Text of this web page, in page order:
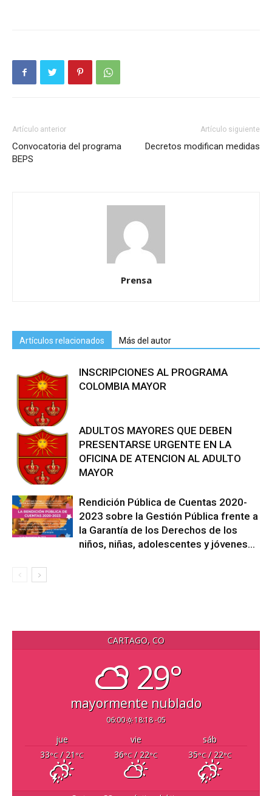
Artículo anterior
Convocatoria del programa
BEPS
Artículo siguiente
Decretos modifican medidas
Prensa
Artículos relacionados Más del autor
INSCRIPCIONES AL PROGRAMA
COLOMBIA MAYOR
ADULTOS MAYORES QUE DEBEN
PRESENTARSE URGENTE EN LA
OFICINA DE ATENCION AL ADULTO
MAYOR
Rendición Pública de Cuentas 2020-
2023 sobre la Gestión Pública frente a
la Garantía de los Derechos de los
niños, niñas, adolescentes y jóvenes...
CARTAGO, CO
29°
mayormente nublado
06:00 18:18 -05
jue vie
sáb
33°C/ 21 °C 36°C/ 22°C 35°C/ 22°C